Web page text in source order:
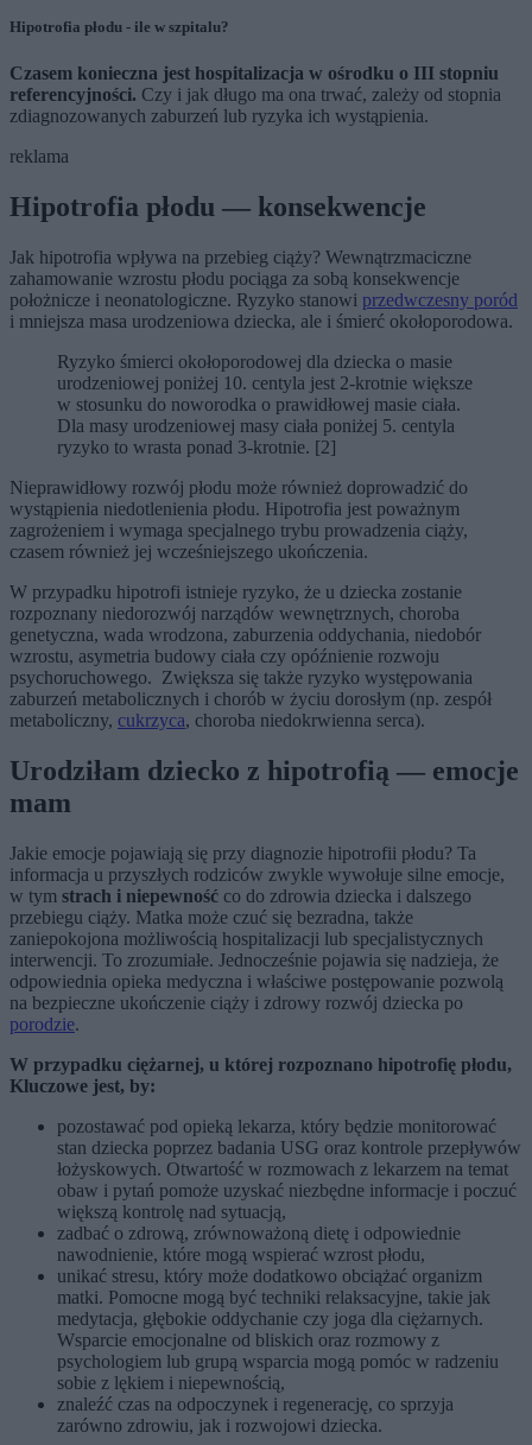
Hipotrofia płodu - ile w szpitalu?
Czasem konieczna jest hospitalizacja w ośrodku o III stopniu
referencyjności. Czy i jak długo ma ona trwać, zależy od stopnia
zdiagnozowanych zaburzeń lub ryzyka ich wystąpienia.
reklama
Hipotrofia płodu — konsekwencje
Jak hipotrofia wpływa na przebieg ciąży? Wewnątrzmaciczne
zahamowanie wzrostu płodu pociąga za sobą konsekwencje
położnicze i neonatologiczne. Ryzyko stanowi przedwczesny poród
i mniejsza masa urodzeniowa dziecka, ale i śmierć okołoporodowa.
Ryzyko śmierci okołoporodowej dla dziecka o masie
urodzeniowej poniżej 10. centyla jest 2-krotnie większe
w stosunku do noworodka o prawidłowej masie ciała.
Dla masy urodzeniowej masy ciała poniżej 5. centyla
ryzyko to wrasta ponad 3-krotnie. [2]
Nieprawidłowy rozwój płodu może również doprowadzić do
wystąpienia niedotlenienia płodu. Hipotrofia jest poważnym
zagrożeniem i wymaga specjalnego trybu prowadzenia ciąży,
czasem również jej wcześniejszego ukończenia.
W przypadku hipotrofi istnieje ryzyko, że u dziecka zostanie
rozpoznany niedorozwój narządów wewnętrznych, choroba
genetyczna, wada wrodzona, zaburzenia oddychania, niedobór
wzrostu, asymetria budowy ciała czy opóźnienie rozwoju
psychoruchowego. Zwiększa się także ryzyko występowania
zaburzeń metabolicznych i chorób w życiu dorosłym (np. zespół
metaboliczny, cukrzyca, choroba niedokrwienna serca).
Urodziłam dziecko z hipotrofią — emocje
mam
Jakie emocje pojawiają się przy diagnozie hipotrofii płodu? Ta
informacja u przyszłych rodziców zwykle wywołuje silne emocje,
w tym strach i niepewność co do zdrowia dziecka i dalszego
przebiegu ciąży. Matka może czuć się bezradna, także
zaniepokojona możliwością hospitalizacji lub specjalistycznych
interwencji. To zrozumiałe. Jednocześnie pojawia się nadzieja, że
odpowiednia opieka medyczna i właściwe postępowanie pozwolą
na bezpieczne ukończenie ciąży i zdrowy rozwój dziecka po
porodzie.
W przypadku ciężarnej, u której rozpoznano hipotrofię płodu,
Kluczowe jest, by:
pozostawać pod opieką lekarza, który będzie monitorować
stan dziecka poprzez badania USG oraz kontrole przepływów
łożyskowych. Otwartość w rozmowach z lekarzem na temat
obaw i pytań pomoże uzyskać niezbędne informacje i poczuć
większą kontrolę nad sytuacją,
zadbać o zdrową, zrównoważoną dietę i odpowiednie
nawodnienie, które mogą wspierać wzrost płodu,
unikać stresu, który może dodatkowo obciążać organizm
matki. Pomocne mogą być techniki relaksacyjne, takie jak
medytacja, głębokie oddychanie czy joga dla ciężarnych.
Wsparcie emocjonalne od bliskich oraz rozmowy z
psychologiem lub grupą wsparcia mogą pomóc w radzeniu
sobie z lękiem i niepewnością,
znaleźć czas na odpoczynek i regenerację, co sprzyja
zarówno zdrowiu, jak i rozwojowi dziecka.